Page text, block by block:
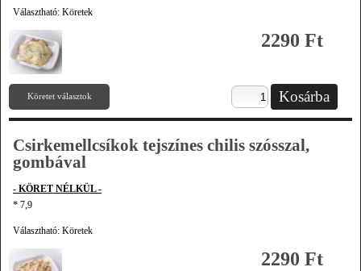
Választható: Köretek
Köretet választok
2290 Ft
Csirkemellcsíkok tejszínes chilis szósszal,
gombával
- KÖRET NÉLKÜL -
* 7,9
Választható: Köretek
2290 Ft